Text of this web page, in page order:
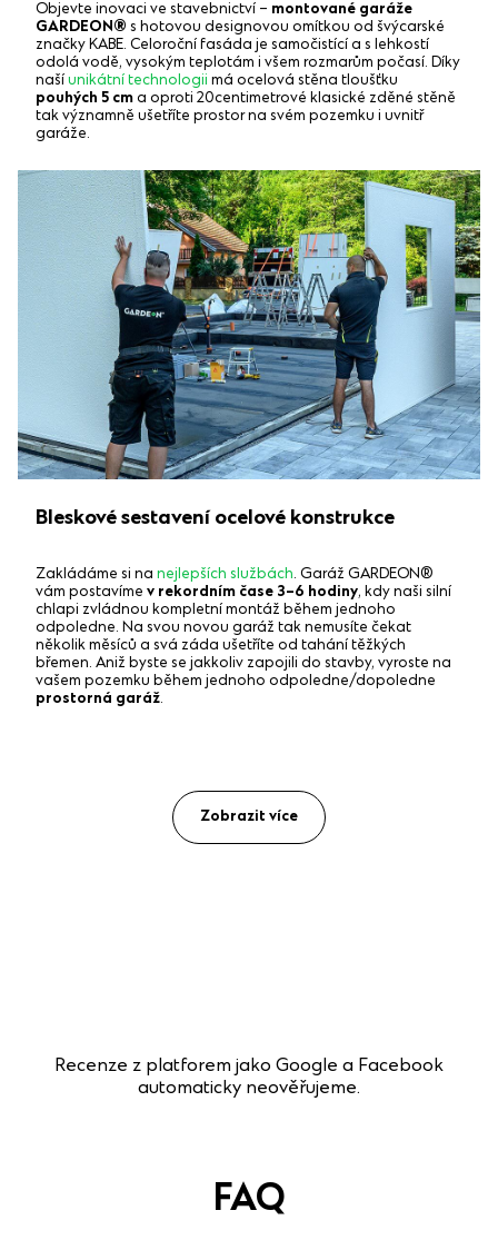
Objevte inovaci ve stavebnictví – montované garáže
GARDEON® s hotovou designovou omítkou od švýcarské
značky KABE. Celoroční fasáda je samočistící a s lehkostí
odolá vodě, vysokým teplotám i všem rozmarům počasí. Díky
našíunikátní technologii má ocelová stěna tloušťku
pouhých 5 cma oproti 20centimetrové klasické zděné stěně
tak významně ušetříte prostor na svém pozemku i uvnitř
garáže.
Bleskové sestavení ocelové konstrukce
Zakládáme si na nejlepších službách. Garáž GARDEON®
vám postavíme v rekordním čase 3–6 hodiny, kdy naši silní
chlapi zvládnou kompletní montáž během jednoho
odpoledne. Na svou novou garáž tak nemusíte čekat
několik měsíců a svá záda ušetříte od tahání těžkých
břemen. Aniž byste se jakkoliv zapojili do stavby, vyroste na
vašem pozemku během jednoho odpoledne/dopoledne
prostorná garáž.
Zobrazit více
Recenze z platforem jako Google a Facebook
automaticky neověřujeme.
FAQ